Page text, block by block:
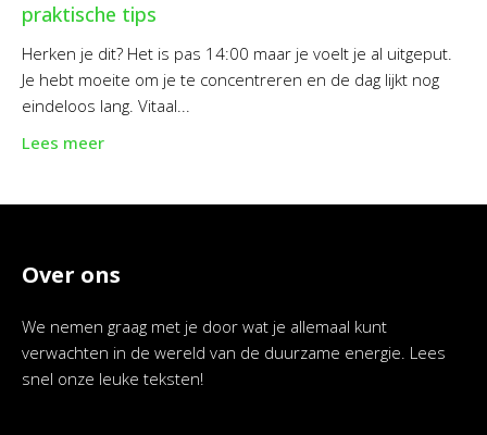
praktische tips
Herken je dit? Het is pas 14:00 maar je voelt je al uitgeput.
Je hebt moeite om je te concentreren en de dag lijkt nog
eindeloos lang. Vitaal...
Lees meer
Over ons
We nemen graag met je door wat je allemaal kunt
verwachten in de wereld van de duurzame energie. Lees
snel onze leuke teksten!